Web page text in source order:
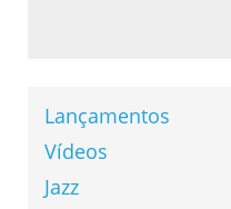
Lançamentos
Vídeos
Jazz